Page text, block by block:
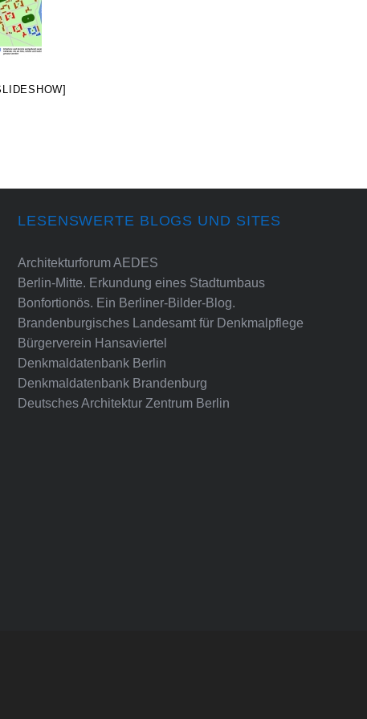
LESENSWERTE BLOGS UND SITES
Architekturforum AEDES
Berlin-Mitte. Erkundung eines Stadtumbaus
Bonfortionös. Ein Berliner-Bilder-Blog.
Brandenburgisches Landesamt für Denkmalpflege
Bürgerverein Hansaviertel
Denkmaldatenbank Berlin
Denkmaldatenbank Brandenburg
Deutsches Architektur Zentrum Berlin